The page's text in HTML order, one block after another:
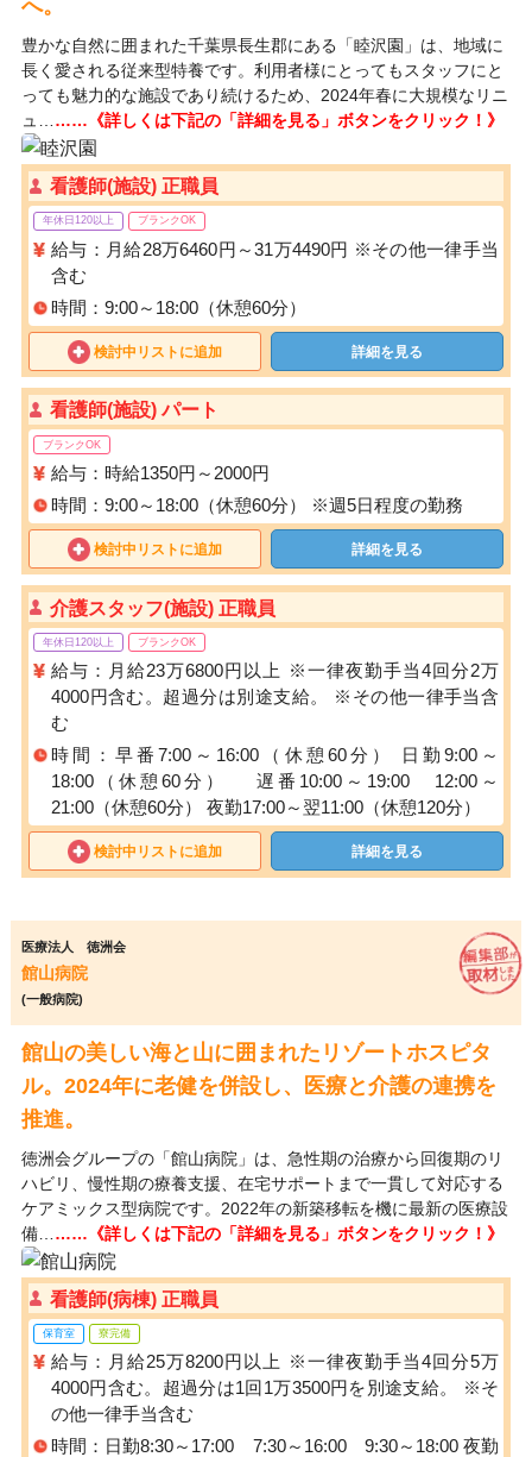
へ。
豊かな自然に囲まれた千葉県長生郡にある「睦沢園」は、地域に
長く愛される従来型特養です。利用者様にとってもスタッフにと
っても魅力的な施設であり続けるため、2024年春に大規模なリニ
ュ… ……《詳しくは下記の「詳細を見る」ボタンをクリック！》
看護師(施設) 正職員
年休日120以上 ブランクOK
給与：月給28万6460円～31万4490円 ※その他一律手当
含む
時間：9:00～18:00（休憩60分）
検討中リストに追加 詳細を見る
看護師(施設) パート
ブランクOK
給与：時給1350円～2000円
時間：9:00～18:00（休憩60分） ※週5日程度の勤務
検討中リストに追加 詳細を見る
介護スタッフ(施設) 正職員
年休日120以上 ブランクOK
給与：月給23万6800円以上 ※一律夜勤手当4回分2万
4000円含む。超過分は別途支給。 ※その他一律手当含
む
時間：早番7:00～16:00（休憩60分） 日勤9:00～
18:00（休憩60分） 遅番10:00～19:00 12:00～
21:00（休憩60分） 夜勤17:00～翌11:00（休憩120分）
検討中リストに追加 詳細を見る
医療法人 徳洲会
館山病院
(一般病院)
館山の美しい海と山に囲まれたリゾートホスピタ
ル。2024年に老健を併設し、医療と介護の連携を
推進。
徳洲会グループの「館山病院」は、急性期の治療から回復期のリ
ハビリ、慢性期の療養支援、在宅サポートまで一貫して対応する
ケアミックス型病院です。2022年の新築移転を機に最新の医療設
備… ……《詳しくは下記の「詳細を見る」ボタンをクリック！》
看護師(病棟) 正職員
保育室 寮完備
給与：月給25万8200円以上 ※一律夜勤手当4回分5万
4000円含む。超過分は1回1万3500円を別途支給。 ※そ
の他一律手当含む
時間：日勤8:30～17:00 7:30～16:00 9:30～18:00 夜勤